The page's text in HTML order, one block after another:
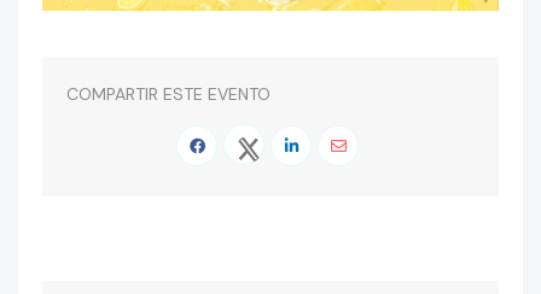
COMPARTIR ESTE EVENTO